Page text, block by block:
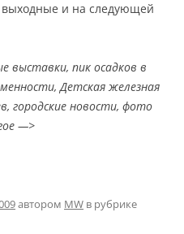
и на следующей
выставки, пик осадков в
Детская железная
городские новости, фото
—>
автором MW в рубрике